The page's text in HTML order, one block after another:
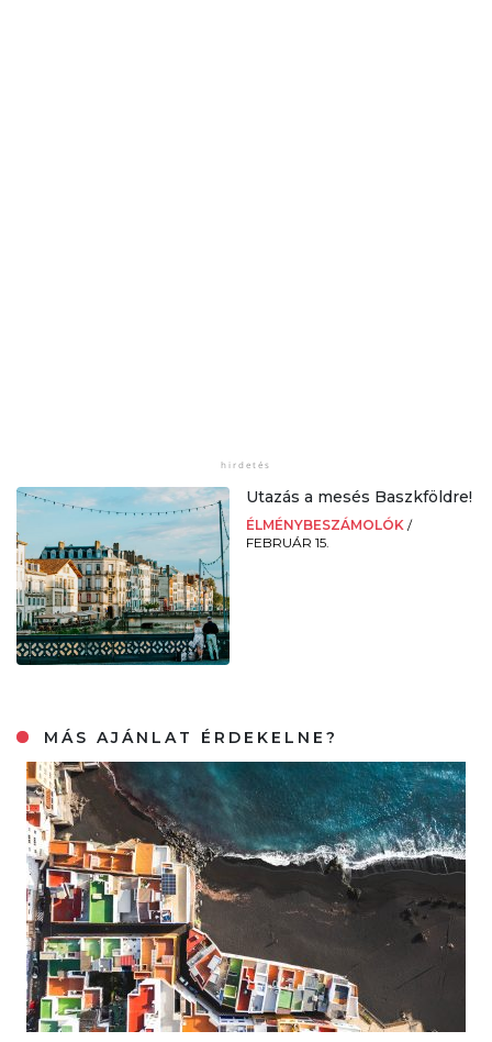
Utazás a mesés Baszkföldre!
ÉLMÉNYBESZÁMOLÓK /
FEBRUÁR 15.
MÁS AJÁNLAT ÉRDEKELNE?